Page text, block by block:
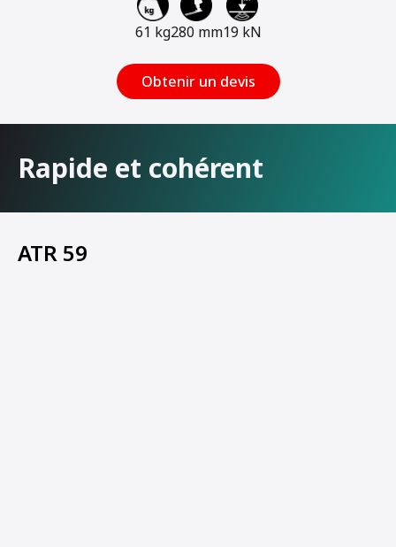
61 kg280 mm19 kN
Obtenir un devis
Rapide et cohérent
ATR 59